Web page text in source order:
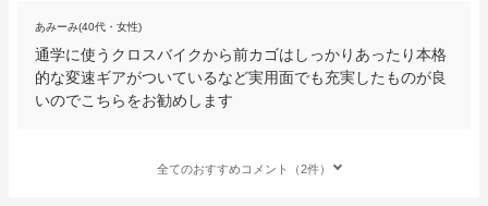
あみーみ(40代・女性)
通学に使うクロスバイクから前カゴはしっかりあったり本格
的な変速ギアがついているなど実用面でも充実したものが良
いのでこちらをお勧めします
全てのおすすめコメント（2件）